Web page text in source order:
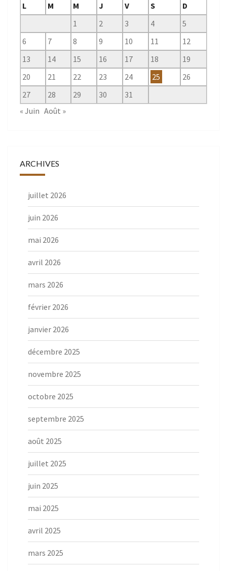
L
M M J V S
D
1
2 3 4
5
6
7 8 9 10 11
12
13
14 15 16 17 18
19
20
21 22 23 24 25
26
27
28 29 30
31
« Juin Août »
ARCHIVES
juillet 2026
juin 2026
mai 2026
avril 2026
mars 2026
février 2026
janvier 2026
décembre 2025
novembre 2025
octobre 2025
septembre 2025
août 2025
juillet 2025
juin 2025
mai 2025
avril 2025
mars 2025